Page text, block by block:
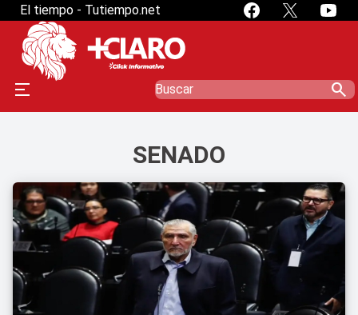
El tiempo - Tutiempo.net
search
SENADO